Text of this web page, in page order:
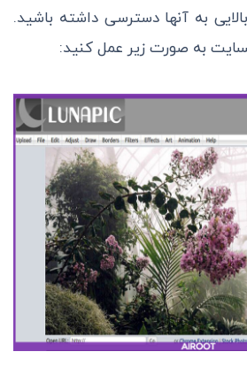
به آنها دسترسی داشته باشید.
به صورت زیر عمل کنید: